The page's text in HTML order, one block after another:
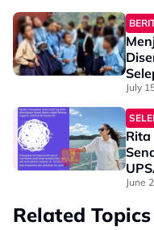
July
Rita
June
Related Topics